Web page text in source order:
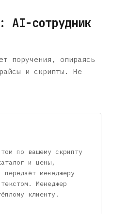
AI-сотрудник
поручения, опираясь
и скрипты. Не
по вашему скрипту
и цены,
передаёт менеджеру
Менеджер
клиенту.